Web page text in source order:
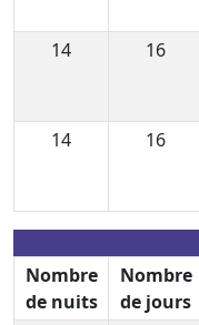
14
16
14
16
Nombre
de nuits
Nombre
de jours